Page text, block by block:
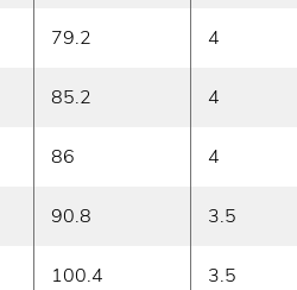
79.2 4
85.2 4
86 4
90.8 3.5
100.4 3.5